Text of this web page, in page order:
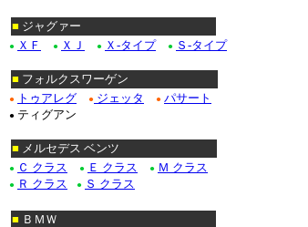
■ ジャグァー
● ＸＦ ● ＸＪ ● Ｘ-タイプ ● Ｓ-タイプ
■ フォルクスワーゲン
● トゥアレグ ● ジェッタ ● パサート
● ティグアン
■ メルセデス ベンツ
● Ｃ クラス ● Ｅ クラス ● Ｍ クラス
● Ｒ クラス ● Ｓ クラス
■ ＢＭＷ